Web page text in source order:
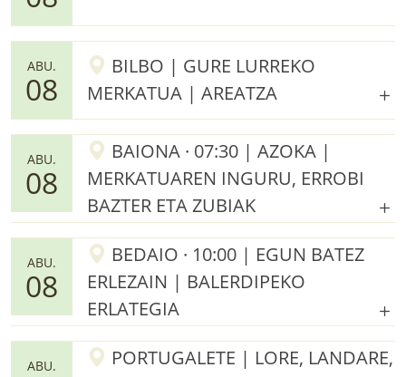
ABU.
08
BILBO | GURE LURREKO
MERKATUA | AREATZA
ABU.
08
BAIONA · 07:30 | AZOKA |
MERKATUAREN INGURU, ERROBI
BAZTER ETA ZUBIAK
ABU.
08
BEDAIO · 10:00 | EGUN BATEZ
ERLEZAIN | BALERDIPEKO
ERLATEGIA
ABU.
PORTUGALETE | LORE, LANDARE,